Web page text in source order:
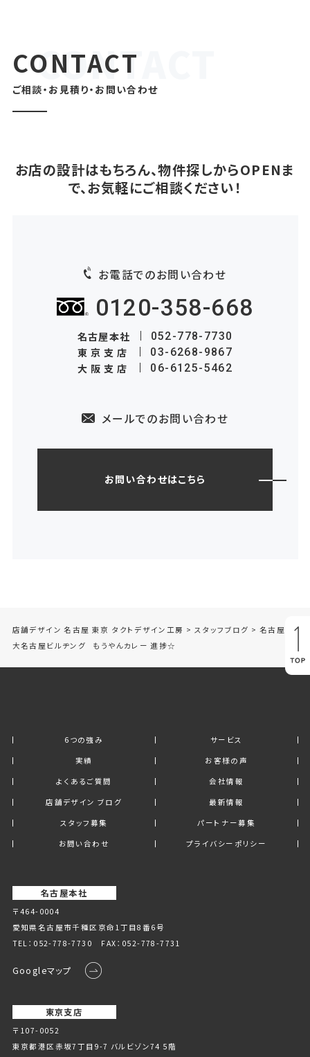
CONTACT
ご相談・お見積り・お問い合わせ
お店の設計はもちろん、物件探しからOPENま
で、お気軽にご相談ください！
お電話でのお問い合わせ
0120-358-668
名古屋本社 052-778-7730
東京支店 03-6268-9867
大阪支店 06-6125-5462
メールでのお問い合わせ
お問い合わせはこちら
店舗デザイン 名古屋 東京 タクトデザイン工房 > スタッフブログ > 名古屋 市
大名古屋ビルヂング もうやんカレー 進捗☆
6つの強み
サービス
実績
お客様の声
よくあるご質問
会社情報
店舗デザイン ブログ
最新情報
スタッフ募集
パートナー募集
お問い合わせ
プライバシーポリシー
名古屋本社
〒464-0004
愛知県名古屋市千種区京命1丁⽬8番6号
TEL： 052-778-7730 FAX：052-778-7731
Googleマップ
東京支店
〒107-0052
東京都港区赤坂7丁目9-7 バルビゾン74 5階